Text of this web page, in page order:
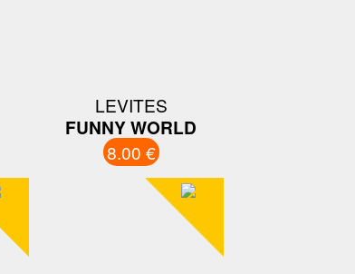
LEVITES
FUNNY WORLD
8.00 €